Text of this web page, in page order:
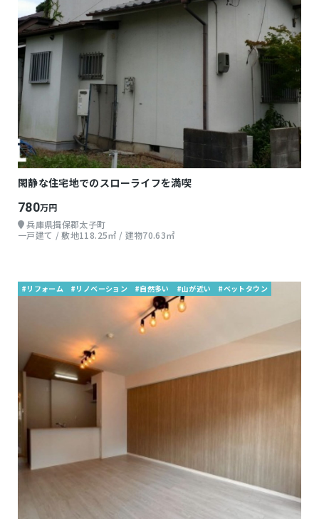
閑静な住宅地でのスローライフを満喫
780万円
兵庫県揖保郡太子町
一戸建て / 敷地118.25㎡ / 建物70.63㎡
#リフォーム #リノベーション #自然多い #山が近い #ベットタウン